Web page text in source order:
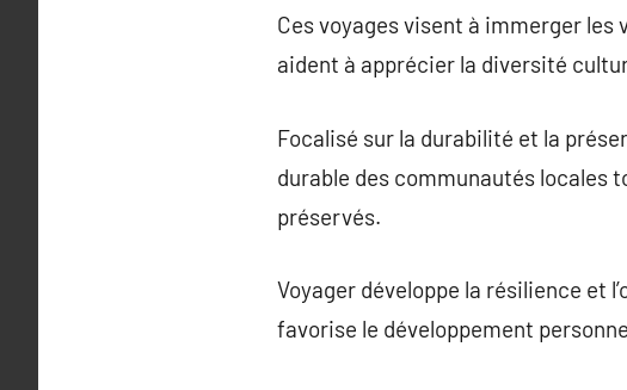
Ces voyages visent à immerger
aident à apprécier la diversité
Focalisé sur la durabilité et la
durable des communautés locales
préservés.
Voyager développe la résilience et
favorise le développement